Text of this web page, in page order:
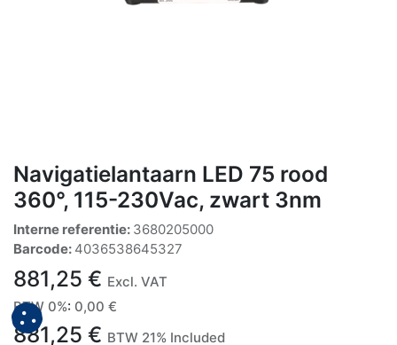
Navigatielantaarn LED 75 rood
360°, 115-230Vac, zwart 3nm
Interne referentie: 3680205000
Barcode: 4036538645327
881,25 € Excl. VAT
BTW 0%: 0,00 €
881,25 € BTW 21% Included